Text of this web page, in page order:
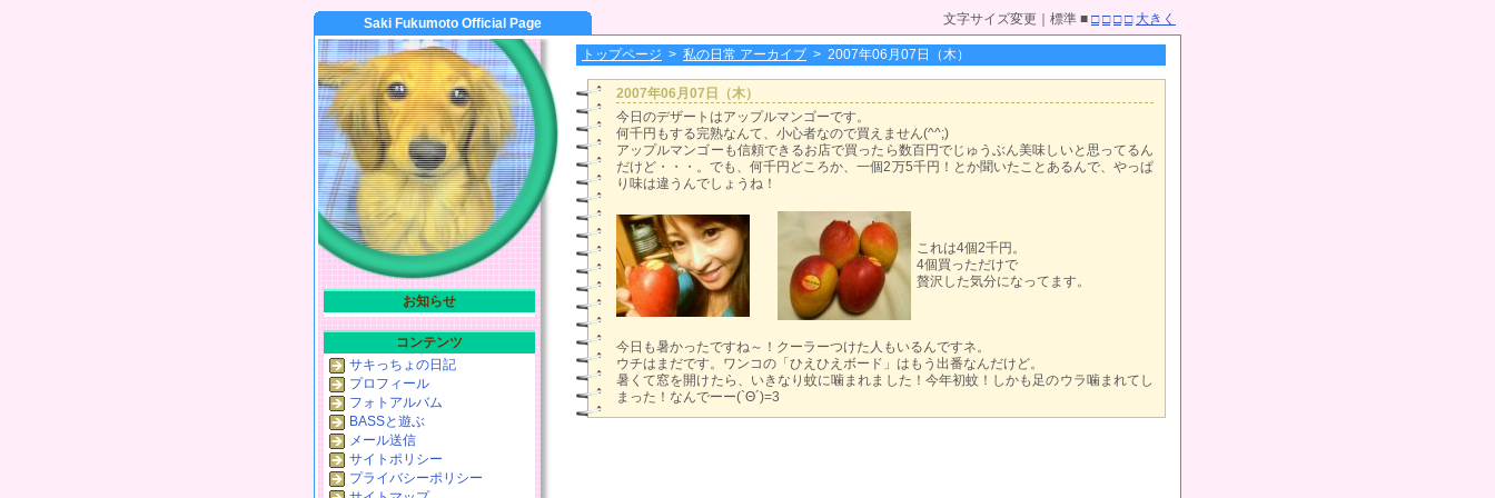
Saki Fukumoto Official Page 文字サイズ変更｜標準 ■ □ □ □ □ 大きく
トップページ > 私の日常 アーカイブ > 2007年06月07日（木）
2007年06月07日（木）
今日のデザートはアップルマンゴーです。
何千円もする完熟なんて、小心者なので買えません(^^;)
アップルマンゴーも信頼できるお店で買ったら数百円でじゅうぶん美味しいと思ってるん
だけど・・・。でも、何千円どころか、一個2万5千円！とか聞いたことあるんで、やっぱ
り味は違うんでしょうね！
これは4個2千円。
4個買っただけで
贅沢した気分になってます。
今日も暑かったですね～！クーラーつけた人もいるんですネ。
ウチはまだです。ワンコの「ひえひえボード」はもう出番なんだけど。
暑くて窓を開けたら、いきなり蚊に噛まれました！今年初蚊！しかも足のウラ噛まれてし
まった！なんでーー(`Θ´)=3
お知らせ
コンテンツ
サキっちょの日記
プロフィール
フォトアルバム
BASSと遊ぶ
メール送信
サイトポリシー
プライバシーポリシー